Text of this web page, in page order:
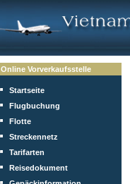
Online Vorverkaufsstelle
Startseite
Flugbuchung
Flotte
Streckennetz
Tarifarten
Reisedokument